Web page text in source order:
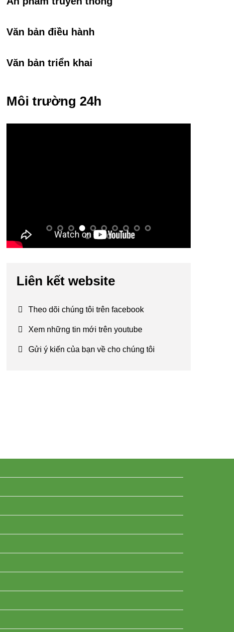
Văn bản điều hành
Văn bản triển khai
Môi trường 24h
Liên kết website
Theo dõi chúng tôi trên facebook
Xem những tin mới trên youtube
Gửi ý kiến của bạn về cho chúng tôi